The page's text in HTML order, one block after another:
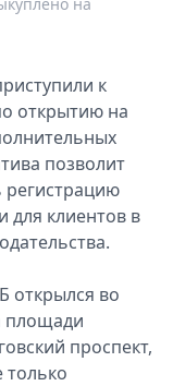
к
открытию на
позволит
регистрацию
для клиентов в
открылся во
площади
проспект,
только